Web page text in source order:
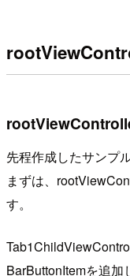
先程作成したサンプ
まずは、
す。
BarButtonItemを追